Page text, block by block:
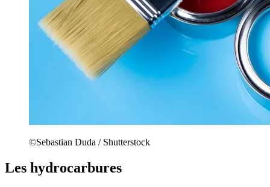
©Sebastian Duda / Shutterstock
Les hydrocarbures